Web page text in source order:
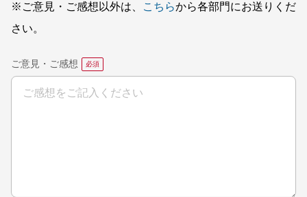
※ご意見・ご感想以外は、
こちらから各部門にお送りくだ
さい。
ご意見・ご感想